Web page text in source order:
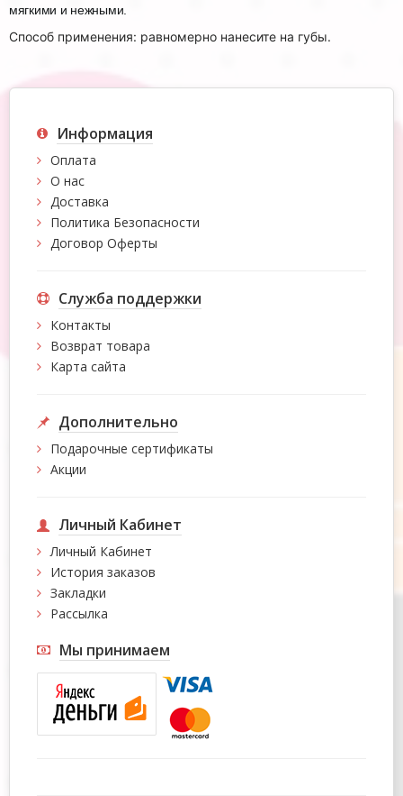
мягкими и нежными.
Способ применения: равномерно нанесите на губы.
Информация
Оплата
О нас
Доставка
Политика Безопасности
Договор Оферты
Служба поддержки
Контакты
Возврат товара
Карта сайта
Дополнительно
Подарочные сертификаты
Акции
Личный Кабинет
Личный Кабинет
История заказов
Закладки
Рассылка
Мы принимаем